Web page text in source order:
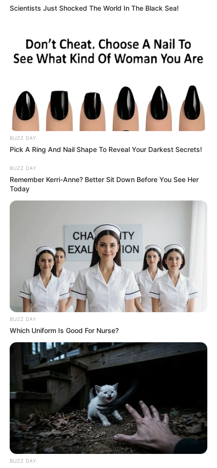
NOTICIAS CARTAGENA
¡Qué trancón! Ex
de Mamonal
NOTICIAS CARTAGENA
motos desde Ronda Real
Transcaribe
¡Terrible! Cuatro vehículos
de Transcaribe han sido
vandalizados este lunes
NOTICIAS CARTAGENA
A esta hora: conductores
el carril Solo Bus ¿Por qué
protestan?
CARTAGENA
Protesta en Los Alpes:
mujeres exigen derechos
a la salud mental y física
DOCENTES
Scientists Just Shocked The World In The Black Sea!
BUZZ DAY
Pick A Ring And Nail Shape To Reveal Your Darkest Secrets!
BUZZ DAY
Remember Kerri-Anne? Better Sit Down Before You See Her
Today
BUZZ DAY
Which Uniform Is Good For Nurse?
BUZZ DAY